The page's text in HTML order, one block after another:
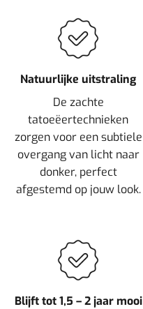
Natuurlijke uitstraling
De zachte
tatoeëertechnieken
zorgen voor een subtiele
overgang van licht naar
donker, perfect
afgestemd op jouw look.
Blijft tot 1,5 – 2 jaar mooi